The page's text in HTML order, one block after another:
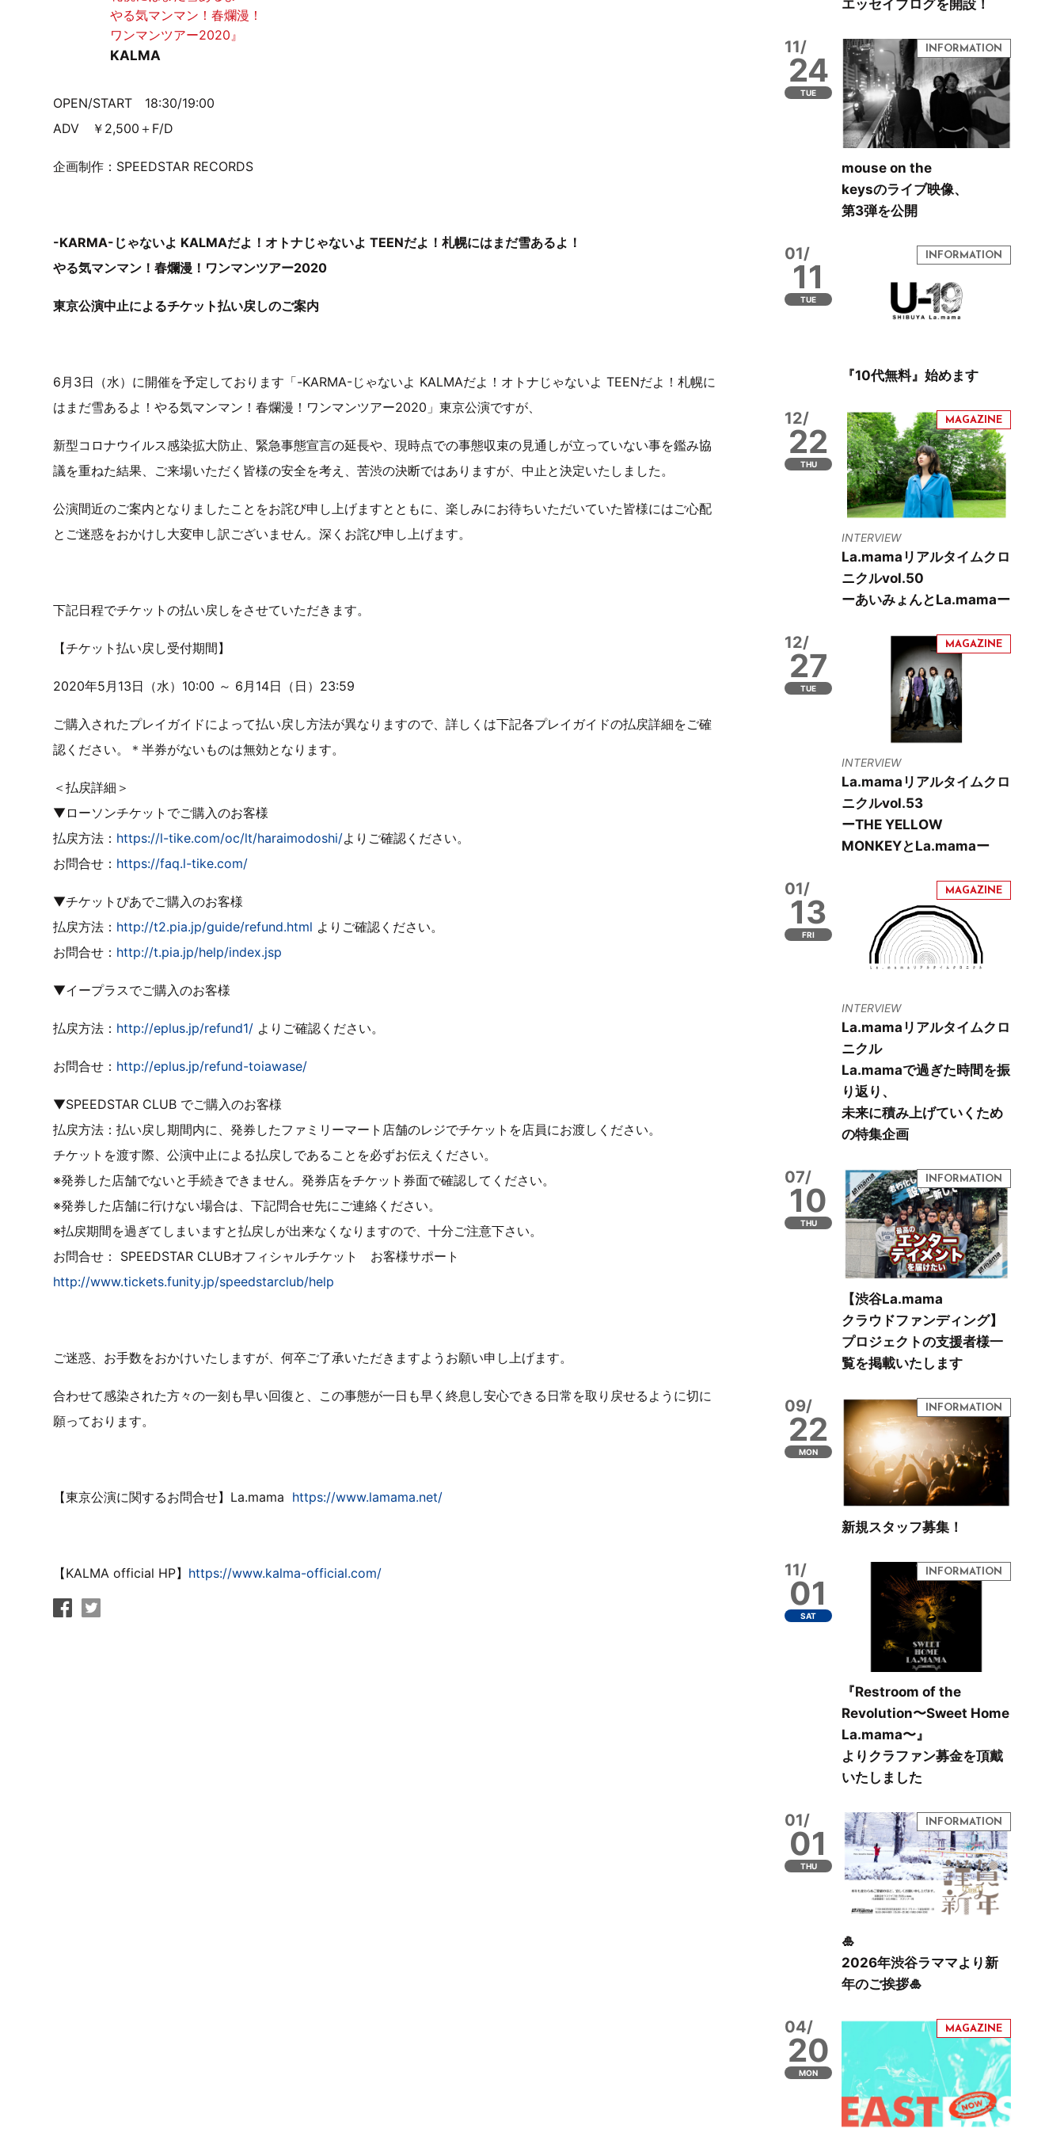
やる気マンマン！春爛漫！
ワンマンツアー2020』
KALMA
OPEN/START
18:30/19:00
ADV ￥ 2,500 ＋ F/D
企画制作： SPEEDSTAR RECORDS
-KARMA- じゃないよ KALMAだよ！オトナじゃないよ TEENだよ！札幌にはまだ雪あるよ！
やる気マンマン！春爛漫！ワンマンツアー2020
東京公演中止によるチケット払い戻しのご案内
6月3日（水）に開催を予定しております「-KARMA-じゃないよ KALMAだよ！オトナじゃないよ TEENだよ！札幌に
はまだ雪あるよ！やる気マンマン！春爛漫！ワンマンツアー2020」東京公演ですが、
新型コロナウイルス感染拡大防止、緊急事態宣言の延長や、現時点での事態収束の見通しが立っていない事を鑑み協
議を重ねた結果、ご来場いただく皆様の安全を考え、苦渋の決断ではありますが、中止と決定いたしました。
公演間近のご案内となりましたことをお詫び申し上げますとともに、楽しみにお待ちいただいていた皆様にはご心配
とご迷惑をおかけし大変申し訳ございません。深くお詫び申し上げます。
下記日程でチケットの払い戻しをさせていただきます。
【チケット払い戻し受付期間】
2020年5月13日（水）10:00 ～ 6月14日（日）23:59
ご購入されたプレイガイドによって払い戻し方法が異なりますので、詳しくは下記各プレイガイドの払戻詳細をご確
認ください。＊半券がないものは無効となります。
＜払戻詳細＞
▼ローソンチケットでご購入のお客様
払戻方法： https://l-tike.com/oc/lt/haraimodoshi/よりご確認ください。
お問合せ： https://faq.l-tike.com/
▼チケットぴあでご購入のお客様
払戻方法： http://t2.pia.jp/guide/refund.html よりご確認ください。
お問合せ： http://t.pia.jp/help/index.jsp
▼イープラスでご購入のお客様
払戻方法： http://eplus.jp/refund1/ よりご確認ください。
お問合せ： http://eplus.jp/refund-toiawase/
▼SPEEDSTAR CLUB でご購入のお客様
払戻方法：払い戻し期間内に、発券したファミリーマート店舗のレジでチケットを店員にお渡しください。
チケットを渡す際、公演中止による払戻しであることを必ずお伝えください。
※発券した店舗でないと手続きできません。発券店をチケット券面で確認してください。
※発券した店舗に行けない場合は、下記問合せ先にご連絡ください。
※払戻期間を過ぎてしまいますと払戻しが出来なくなりますので、十分ご注意下さい。
お問合せ： SPEEDSTAR CLUBオフィシャルチケット お客様サポート
http://www.tickets.funity.jp/speedstarclub/help
ご迷惑、お手数をおかけいたしますが、何卒ご了承いただきますようお願い申し上げます。
合わせて感染された方々の一刻も早い回復と、この事態が一日も早く終息し安心できる日常を取り戻せるように切に
願っております。
【東京公演に関するお問合せ】La.mama https://www.lamama.net/
【KALMA official HP】 https://www.kalma-official.com/
エッセイブログを開設！
11/
24
TUE
mouse on the
keysのライブ映像、
第3弾を公開
01/
11
TUE
『10代無料』始めます
12/
22
THU
INTERVIEW
La.mamaリアルタイムクロ
ニクルvol.50
ーあいみょんとLa.mamaー
12/
27
TUE
INTERVIEW
La.mamaリアルタイムクロ
ニクルvol.53
ーTHE YELLOW
MONKEYとLa.mamaー
01/
13
FRI
INTERVIEW
La.mamaリアルタイムクロ
ニクル
La.mamaで過ぎた時間を振
り返り、
未来に積み上げていくため
の特集企画
07/
10
THU
【渋谷La.mama
クラウドファンディング】
プロジェクトの支援者様一
覧を掲載いたします
09/
22
MON
新規スタッフ募集！
11/
01
SAT
『Restroom of the
Revolution〜Sweet Home
La.mama〜』
よりクラファン募金を頂戴
いたしました
01/
01
THU
🎍
2026年渋谷ラママより新
年のご挨拶🎍
04/
20
MON